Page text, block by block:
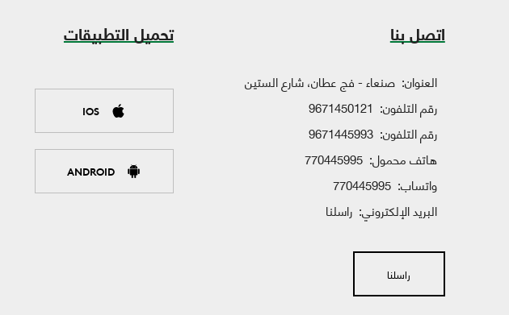
اتصل بنا
العنوان: صنعاء - فج عطان، شارع الستين
رقم التلفون: 9671450121
رقم التلفون: 9671445993
هاتف محمول: 770445995
واتساب: 770445995
البريد الإلكتروني: راسلنا
راسلنا
تحميل التطبيقات
IOS
ANDROID